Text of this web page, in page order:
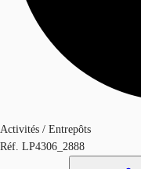
Activités / Entrepôts
Réf. LP4306_2888